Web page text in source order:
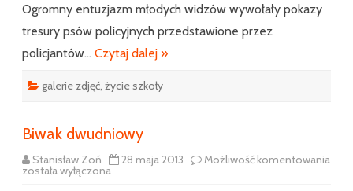
Ogromny entuzjazm młodych widzów wywołały pokazy
tresury psów policyjnych przedstawione przez
policjantów… Czytaj dalej »
galerie zdjęć życie szkoły
Biwak dwudniowy
Stanisław Zoń 28 maja 2013 Możliwość komentowania
Biwak
dwudniowy
została wyłączona